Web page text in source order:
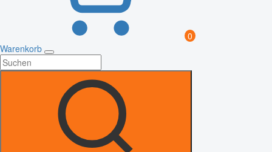
0
Warenkorb